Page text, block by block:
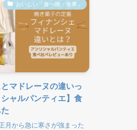
おいしい「食べ物・食事」
マドレーヌの違いっ
ャルパンティエ】食
月から急に寒さが強まった